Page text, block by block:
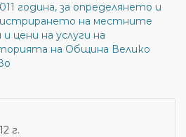
година, за определянето и
на местните
цени на услуги на
на Община Велико
г.